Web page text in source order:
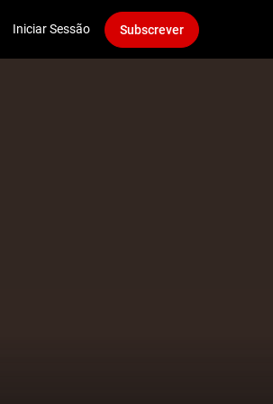
Iniciar Sessão Subscrever